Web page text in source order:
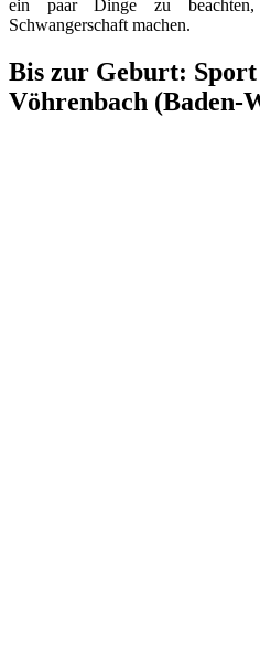
ein paar Dinge zu
Schwangerschaft machen.
Bis zur Geburt:
Vöhrenbach (Baden-